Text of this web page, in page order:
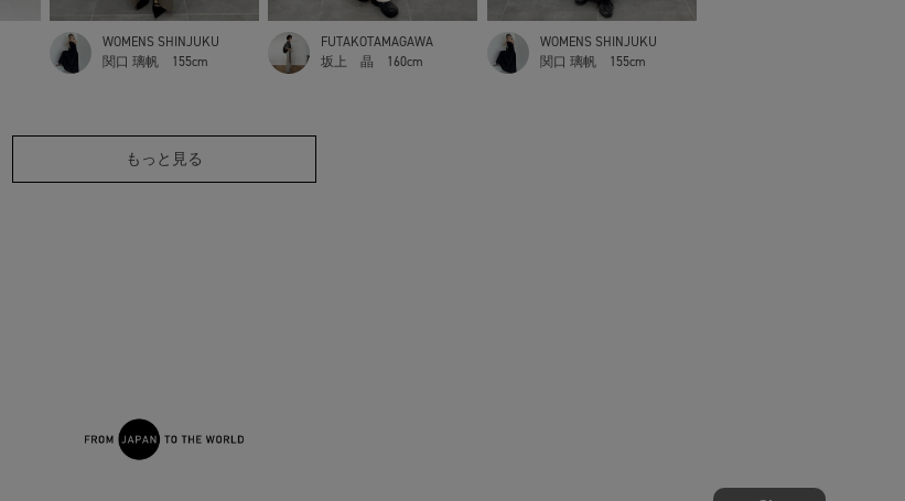
WOMENS SHINJUKU
関口 璃帆
155cm
FUTAKOTAMAGAWA
坂上 晶
160cm
WOMENS SHINJUKU
関口 璃帆
155cm
もっと見る